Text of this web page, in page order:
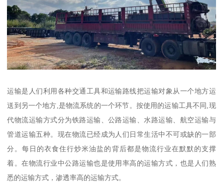
运输是人们利用各种交通工具和运输路线把运输对象从一个地方运
送到另一个地方,是物流系统的一个环节。按使用的运输工具不同,现
代物流运输方式分为铁路运输、公路运输、水路运输、航空运输与
管道运输五种。现在物流已经成为人们日常生活中不可或缺的一部
分。每日的衣食住行炒米油盐的背后都是物流行业在默默的支撑
着。在物流行业中公路运输也是使用率高的运输方式，也是人们熟
悉的运输方式，渗透率高的运输方式。